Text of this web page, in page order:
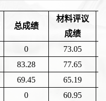
总成绩
材料评议
成绩
0
73.05
83.28
77.65
69.45
65.19
0
60.95